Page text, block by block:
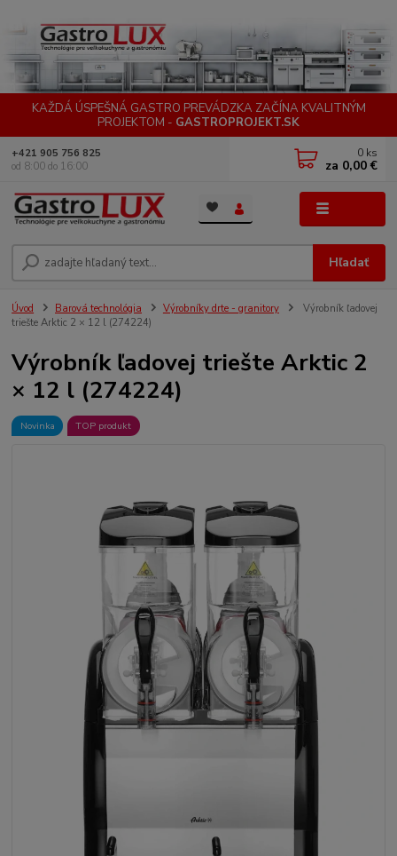
KAŽDÁ ÚSPEŠNÁ GASTRO PREVÁDZKA ZAČÍNA KVALITNÝM
PROJEKTOM - GASTROPROJEKT.SK
Hľadať
+421 905 756 825
od 8:00 do 16:00
0 ks
za 0,00 €
Úvod Barová technológia Výrobníky drte - granitory
Výrobník ľadovej
triešte Arktic 2 × 12 l (274224)
Výrobník ľadovej triešte Arktic 2
× 12 l (274224)
Novinka TOP produkt